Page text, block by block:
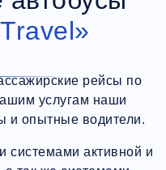
рейсы по
услугам наши
и опытные водители.
активной и